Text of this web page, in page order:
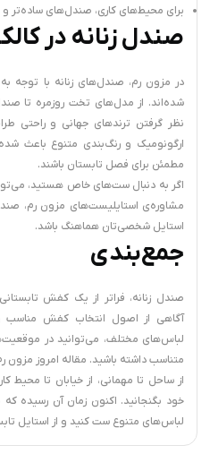
برای محیط‌های کاری، صندل‌های ساده‌تر
صندل زنانه در
در مزون رم، صندل‌های زنانه با توجه
شده‌اند. از مدل‌های تخت روزمره تا
نظر گرفتن ترندهای جهانی و راحتی
ارگونومیک و رنگ‌بندی متنوع باعث
مطمئن برای فصل تابستان باشند.
اگر به دنبال ست‌های خاص هستید،
مشاوره‌ی استایلیست‌های مزون رم،
استایل شخصی‌تان هماهنگ باشد.
جمع‌بندی
صندل زنانه، فراتر از یک کفش
آگاهی از اصول انتخاب کفش مناسب
لباس‌های مختلف، می‌توانید در
متناسب داشته باشید. مقاله امروز
از ساحل تا مهمانی، از خیابان تا محیط
خود بگنجانید. اکنون زمان آن رسیده که
لباس‌های متنوع ست کنید و از استایل